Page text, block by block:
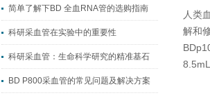
简单了解下BD 全血RNA管的选购指南
科研采血管在实验中的重要性
科研采血管：生命科学研究的精准基石
BD P800采血管的常见问题及解决方案
人类
解和